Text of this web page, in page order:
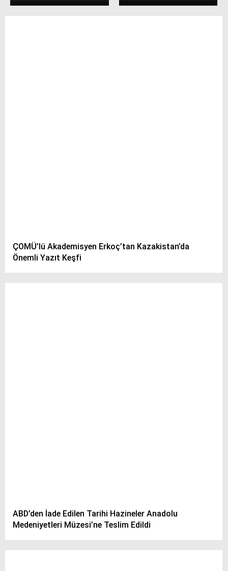
ÇOMÜ’lü Akademisyen Erkoç’tan Kazakistan’da
Önemli Yazıt Keşfi
ABD’den İade Edilen Tarihi Hazineler Anadolu
Medeniyetleri Müzesi’ne Teslim Edildi